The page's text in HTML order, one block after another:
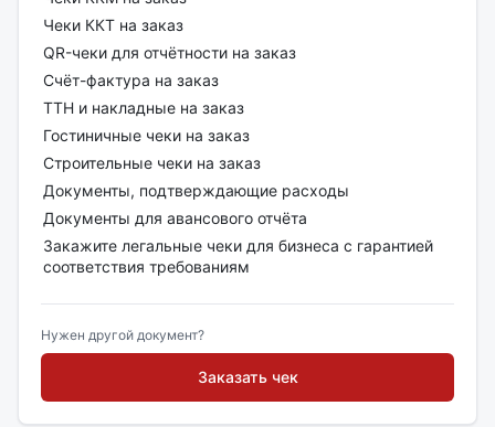
Чеки ККТ на заказ
QR-чеки для отчётности на заказ
Счёт-фактура на заказ
ТТН и накладные на заказ
Гостиничные чеки на заказ
Строительные чеки на заказ
Документы, подтверждающие расходы
Документы для авансового отчёта
Закажите легальные чеки для бизнеса с гарантией
соответствия требованиям
Нужен другой документ?
Заказать чек